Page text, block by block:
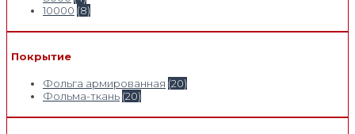
10000 (8)
Покрытие
Фольга армированная (20)
Фольма-ткань (20)